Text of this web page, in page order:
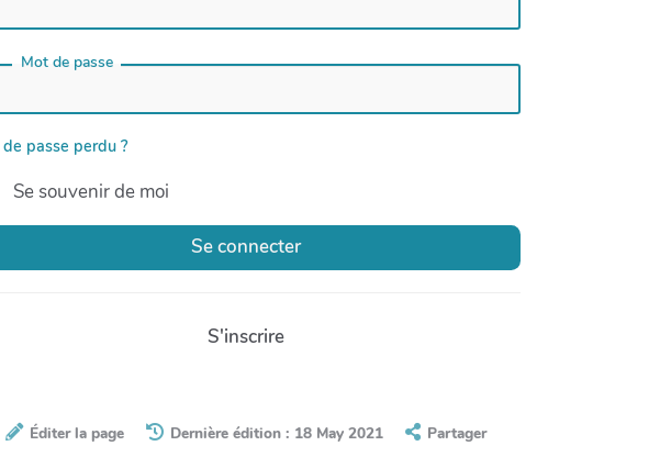
Mot de passe
passe perdu ?
Se souvenir de moi
Se connecter
S'inscrire
Éditer la page Dernière édition : 18 May 2021 Partager